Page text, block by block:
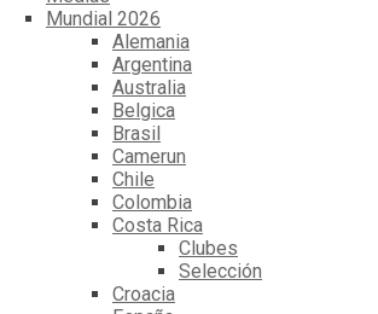
Mundial 2026
Alemania
Argentina
Australia
Belgica
Brasil
Camerun
Chile
Colombia
Costa Rica
Clubes
Selección
Croacia